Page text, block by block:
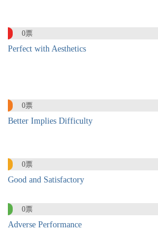
0票
Perfect with Aesthetics
0票
Better Implies Difficulty
0票
Good and Satisfactory
0票
Adverse Performance